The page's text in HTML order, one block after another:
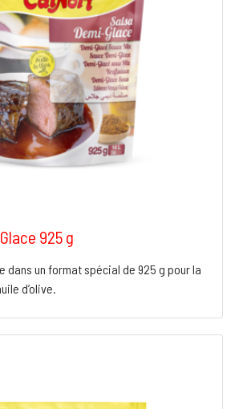
925 g
dans un format spécial de 925 g pour la
d’olive.